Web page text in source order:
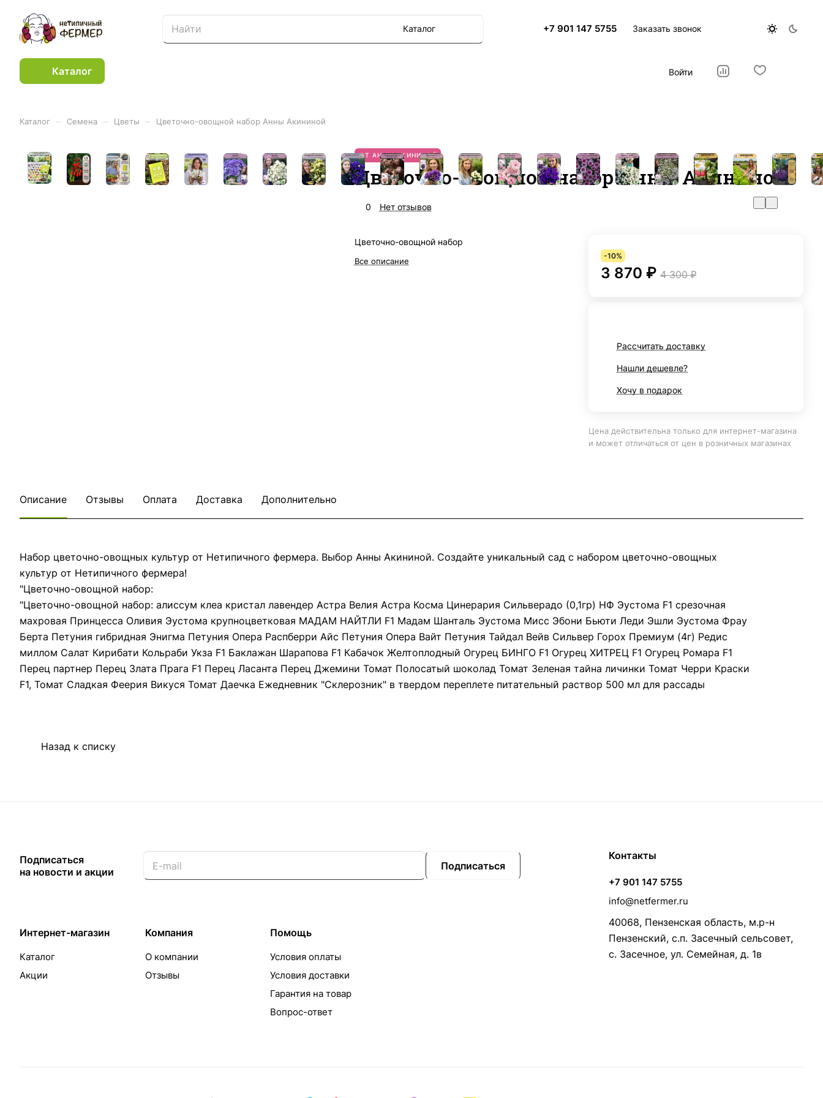
Каталог +7 901 147 5755 Заказать звонок
Каталог Войти
Каталог Семена Цветы Цветочно-овощной набор Анны Акининой
ОТ АННЫ АКИНИНОЙ
Цветочно-овощной набор Анны Акининой
0 Нет отзывов
Цветочно-овощной набор
Все описание
-10%
3 870 ₽ 4 300 ₽
Рассчитать доставку
Нашли дешевле?
Хочу в подарок
Цена действительна только для интернет-магазина
и может отличаться от цен в розничных магазинах
Описание Отзывы Оплата Доставка Дополнительно
Набор цветочно-овощных культур от Нетипичного фермера. Выбор Анны Акининой. Создайте уникальный сад с набором цветочно-овощных
культур от Нетипичного фермера!
"Цветочно-овощной набор:
"Цветочно-овощной набор: алиссум клеа кристал лавендер Астра Велия Астра Косма Цинерария Сильверадо (0,1гр) НФ Эустома F1 срезочная
махровая Принцесса Оливия Эустома крупноцветковая МАДАМ НАЙТЛИ F1 Мадам Шанталь Эустома Мисс Эбони Бьюти Леди Эшли Эустома Фрау
Берта Петуния гибридная Энигма Петуния Опера Распберри Айс Петуния Опера Вайт Петуния Тайдал Вейв Сильвер Горох Премиум (4г) Редис
миллом Салат Кирибати Кольраби Укза F1 Баклажан Шарапова F1 Кабачок Желтоплодный Огурец БИНГО F1 Огурец ХИТРЕЦ F1 Огурец Ромара F1
Перец партнер Перец Злата Прага F1 Перец Ласанта Перец Джемини Томат Полосатый шоколад Томат Зеленая тайна личинки Томат Черри Краски
F1, Томат Сладкая Феерия Викуся Томат Даечка Ежедневник "Склерозник" в твердом переплете питательный раствор 500 мл для рассады
Назад к списку
Подписаться
на новости и акции
Подписаться
Интернет-магазин
Каталог
Акции
Компания
О компании
Отзывы
Помощь
Условия оплаты
Условия доставки
Гарантия на товар
Вопрос-ответ
Контакты
+7 901 147 5755
info@netfermer.ru
40068, Пензенская область, м.р-н
Пензенский, с.п. Засечный сельсовет,
с. Засечное, ул. Семейная, д. 1в